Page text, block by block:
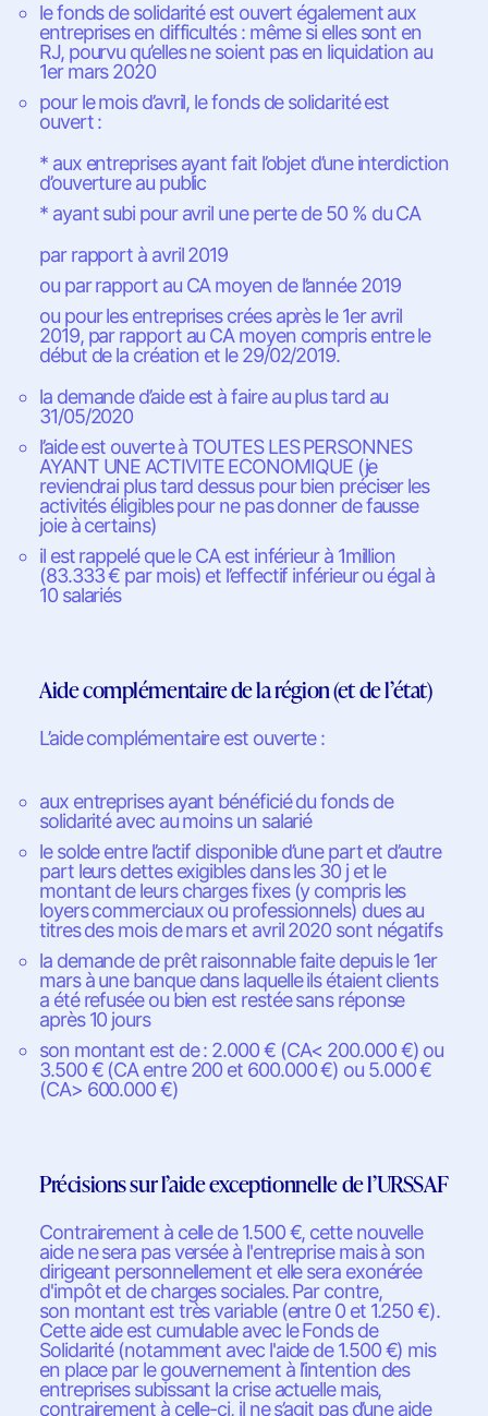
le fonds de solidarité est ouvert également aux
entreprises en difficultés : même si elles sont en
RJ, pourvu qu’elles ne soient pas en liquidation au
1er mars 2020
pour le mois d’avril, le fonds de solidarité est
ouvert :
* aux entreprises ayant fait l’objet d’une interdiction
d’ouverture au public
* ayant subi pour avril une perte de 50 % du CA
par rapport à avril 2019
ou par rapport au CA moyen de l’année 2019
ou pour les entreprises crées après le 1er avril
2019, par rapport au CA moyen compris entre le
début de la création et le 29/02/2019.
la demande d’aide est à faire au plus tard au
31/05/2020
l’aide est ouverte à TOUTES LES PERSONNES
AYANT UNE ACTIVITE ECONOMIQUE (je
reviendrai plus tard dessus pour bien préciser les
activités éligibles pour ne pas donner de fausse
joie à certains)
il est rappelé que le CA est inférieur à 1million
(83.333 € par mois) et l’effectif inférieur ou égal à
10 salariés
Aide complémentaire de la région (et de l’état)
L’aide complémentaire est ouverte :
aux entreprises ayant bénéficié du fonds de
solidarité avec au moins un salarié
le solde entre l’actif disponible d’une part et d’autre
part leurs dettes exigibles dans les 30 j et le
montant de leurs charges fixes (y compris les
loyers commerciaux ou professionnels) dues au
titres des mois de mars et avril 2020 sont négatifs
la demande de prêt raisonnable faite depuis le 1er
mars à une banque dans laquelle ils étaient clients
a été refusée ou bien est restée sans réponse
après 10 jours
son montant est de : 2.000 € (CA< 200.000 €) ou
3.500 € (CA entre 200 et 600.000 €) ou 5.000 €
(CA> 600.000 €)
Précisions sur l’aide exceptionnelle de l’URSSAF
Contrairement à celle de 1.500 €, cette nouvelle
aide ne sera pas versée à l'entreprise mais à son
dirigeant personnellement et elle sera exonérée
d'impôt et de charges sociales. Par contre,
son montant est très variable (entre 0 et 1.250 €).
Cette aide est cumulable avec le Fonds de
Solidarité (notamment avec l'aide de 1.500 €) mis
en place par le gouvernement à l’intention des
entreprises subissant la crise actuelle mais,
contrairement à celle-ci, il ne s’agit pas d’une aide